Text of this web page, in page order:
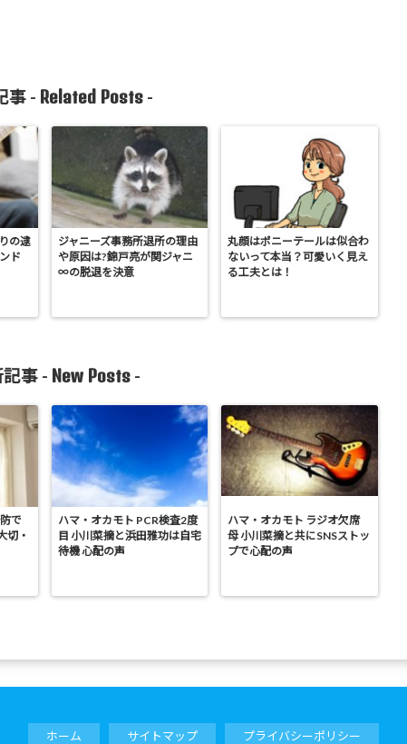
事 - Related Posts-
の逮
ド
ジャニーズ事務所退所の理由
や原因は?錦戸亮が関ジャニ
∞の脱退を決意
丸顔はポニーテールは似合わ
ないって本当？可愛いく見え
る工夫とは！
事 - New Posts -
で
切・
ハマ・オカモト PCR検査2度
目 小川菜摘と浜田雅功は自宅
待機 心配の声
ハマ・オカモト ラジオ欠席
母 小川菜摘と共にSNSストッ
プで心配の声
ホーム サイトマップ プライバシーポリシー